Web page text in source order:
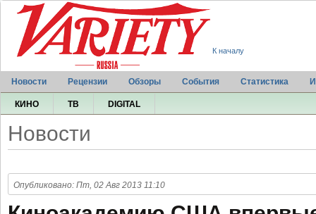
К началу
Новости Рецензии Обзоры События Статистика
КИНО ТВ DIGITAL
Новости
Опубликовано: Пт, 02 Авг 2013 11:10